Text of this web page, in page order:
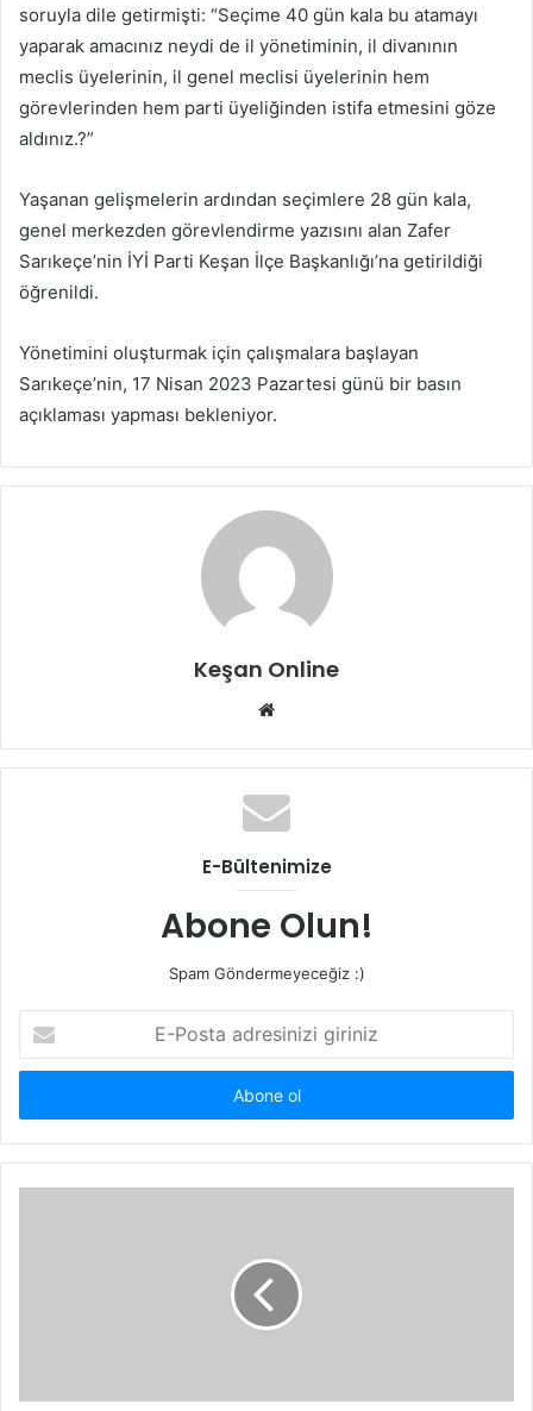
soruyla dile getirmişti: “Seçime 40 gün kala bu atamayı
yaparak amacınız neydi de il yönetiminin, il divanının
meclis üyelerinin, il genel meclisi üyelerinin hem
görevlerinden hem parti üyeliğinden istifa etmesini göze
aldınız.?”
Yaşanan gelişmelerin ardından seçimlere 28 gün kala,
genel merkezden görevlendirme yazısını alan Zafer
Sarıkeçe’nin İYİ Parti Keşan İlçe Başkanlığı’na getirildiği
öğrenildi.
Yönetimini oluşturmak için çalışmalara başlayan
Sarıkeçe’nin, 17 Nisan 2023 Pazartesi günü bir basın
açıklaması yapması bekleniyor.
Keşan Online
Web
E-Bültenimize
Abone Olun!
Spam Göndermeyeceğiz :)
Posta
adresinizi